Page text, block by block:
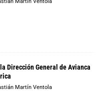
Dirección General de Avianca
Martín Ventola